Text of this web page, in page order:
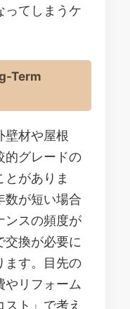
ってしまうケ
Term
壁材や屋根
的グレードの
がありま
数が短い場合
ンスの頻度が
交換が必要に
ます。目先の
やリフォーム
ト」で考え